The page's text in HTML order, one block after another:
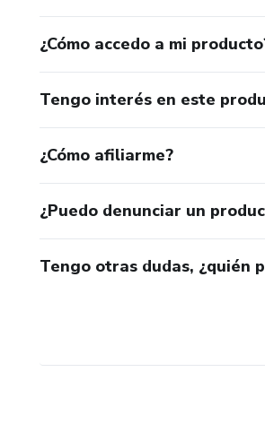
¿Cómo accedo a mi
Tengo interés en este
¿Cómo afiliarme?
¿Puedo denunciar un
Tengo otras dudas, ¿quién